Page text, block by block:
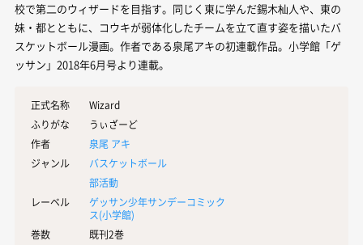
校で第二のウィザードを目指す。同じく東に学んだ錫木杣人や、東の
妹・都とともに、コウキが弱体化したチームを立て直す姿を描いたバ
スケットボール漫画。作者である泉尾アキの初連載作品。小学館「ゲ
ッサン」2018年6月号より連載。
正式名称
Wizard
ふりがな
うぃざーど
作者
泉尾 アキ
ジャンル
バスケットボール
部活動
レーベル
ゲッサン少年サンデーコミック
ス(小学館)
巻数
既刊2巻